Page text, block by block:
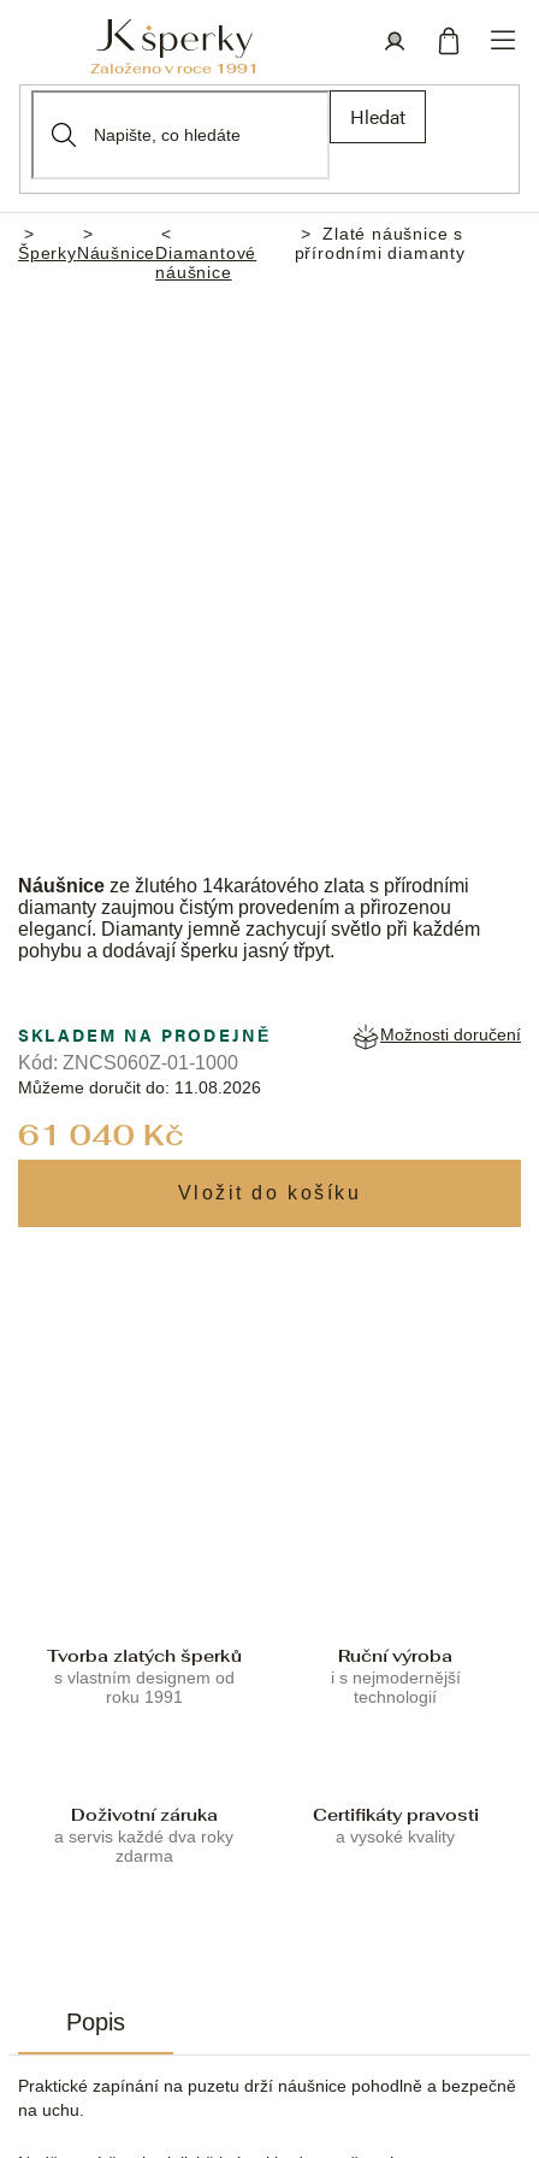
Hledat
Domů
ŠperkyNáušniceDiamantové
náušnice
Zlaté náušnice s
přírodními diamanty
Náušnice ze žlutého 14karátového zlata s přírodními
diamanty zaujmou čistým provedením a přirozenou
elegancí. Diamanty jemně zachycují světlo při každém
pohybu a dodávají šperku jasný třpyt.
61 040 Kč
SKLADEM NA PRODEJNĚ
Můžeme doručit do: 11.08.2026
Možnosti doručení
Kód: ZNCS060Z-01-1000
Tvorba zlatých šperků
s vlastním designem od
roku 1991
Ruční výroba
i s nejmodernější
technologií
Doživotní záruka
a servis každé dva roky
zdarma
Certifikáty pravosti
a vysoké kvality
Popis
Praktické zapínání na puzetu drží náušnice pohodlně a bezpečně
na uchu.